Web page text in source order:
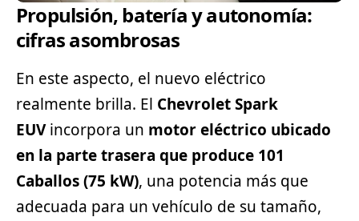
Propulsión, batería y autonomía:
cifras asombrosas
En este aspecto, el nuevo eléctrico
realmente brilla. El Chevrolet Spark
EUVincorpora un motor eléctrico ubicado
en la parte trasera que produce 101
Caballos (75 kW), una potencia más que
adecuada para un vehículo de su tamaño,